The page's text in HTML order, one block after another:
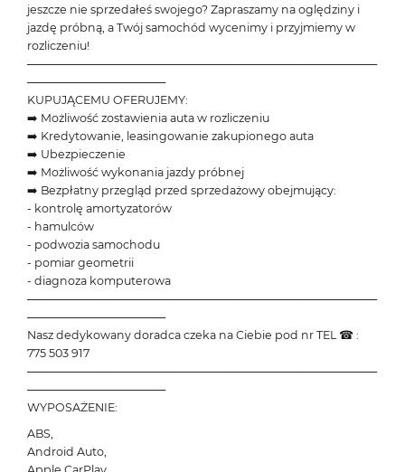
jeszcze nie sprzedałeś swojego? Zapraszamy na oględziny i
jazdę próbną, a Twój samochód wycenimy i przyjmiemy w
rozliczeniu!
───────────────────────────────────────────
─────────────────
KUPUJĄCEMU OFERUJEMY:
➡️ Możliwość zostawienia auta w rozliczeniu
➡️ Kredytowanie, leasingowanie zakupionego auta
➡️ Ubezpieczenie
➡️ Możliwość wykonania jazdy próbnej
➡️ Bezpłatny przegląd przed sprzedażowy obejmujący:
- kontrolę amortyzatorów
- hamulców
- podwozia samochodu
- pomiar geometrii
- diagnoza komputerowa
───────────────────────────────────────────
─────────────────
Nasz dedykowany doradca czeka na Ciebie pod nr TEL ☎ :
775 503 917
───────────────────────────────────────────
─────────────────
WYPOSAŻENIE:
ABS,
Android Auto,